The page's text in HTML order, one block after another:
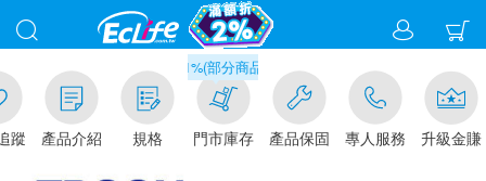
蹤 產品介紹 規格
滿千元門市取貨現折1%(部分商品不適用)-請點我看
門市庫存 產品保固 專人服務 升級金賺